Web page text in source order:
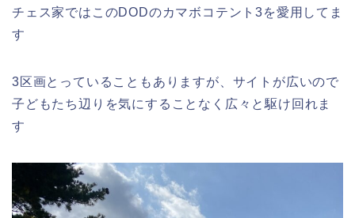
チェス家ではこのDODのカマボコテント3を愛用してま
す
3区画とっていることもありますが、サイトが広いので
子どもたち辺りを気にすることなく広々と駆け回れま
す